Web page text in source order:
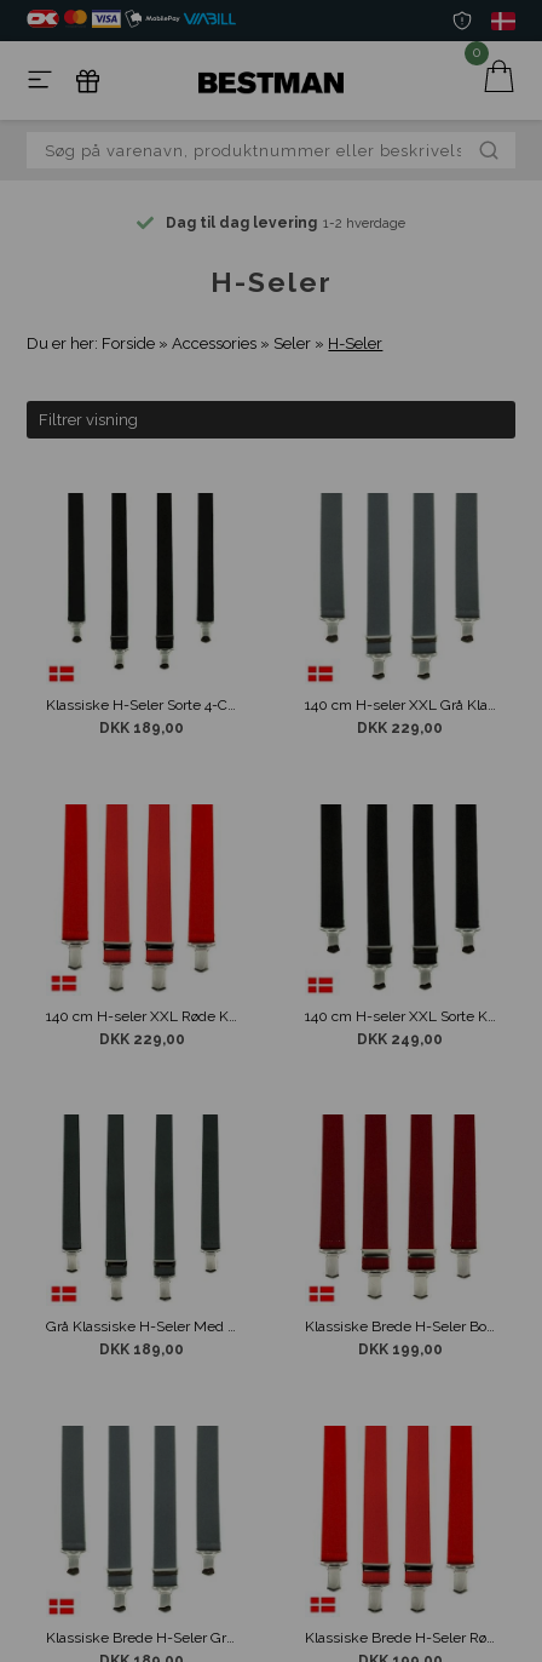
0
Dag til dag levering 1-2 hverdage
H-Seler
Du er her: Forside »Accessories » Seler » H-Seler
Filtrer visning
Klassiske H-Seler Sorte 4-Clips
DKK 189,00
140 cm H-seler XXL Grå Klassiske Brede 4-Clips
DKK 229,00
DKK 229,00
DKK 249,00
Grå Klassiske H-Seler Med 4-Clips
DKK 189,00
Klassiske Brede H-Seler Bordeaux 4-Clips
DKK 199,00
Klassiske Brede H-Seler Grå 4-Clips
Klassiske Brede H-Seler Røde 4-Clips